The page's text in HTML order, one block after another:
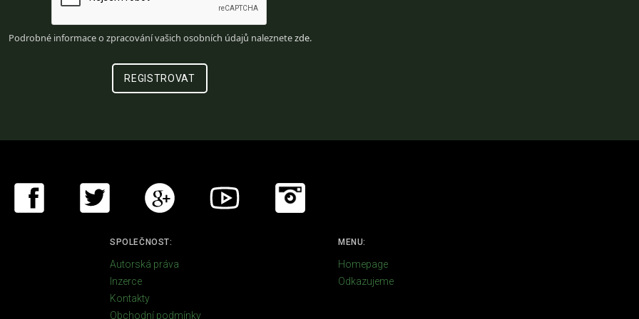
Podrobné informace o zpracování vašich osobních údajů naleznetezde.
SPOLEČNOST:
Autorská práva
Inzerce
Kontakty
Obchodní podmínky
MENU:
Homepage
Odkazujeme